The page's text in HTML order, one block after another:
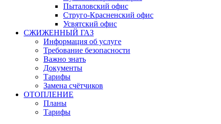
Пыталовский офис
Струго-Красненский офис
Усвятский офис
СЖИЖЕННЫЙ ГАЗ
Информация об услуге
Требование безопасности
Важно знать
Документы
Тарифы
Замена счётчиков
ОТОПЛЕНИЕ
Планы
Тарифы